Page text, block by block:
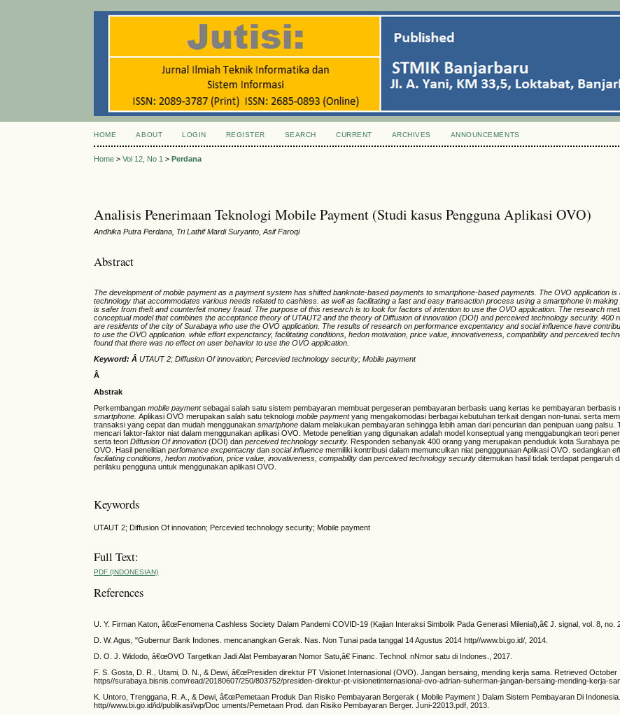
HOME ABOUT LOGIN REGISTER SEARCH CURRENT ARCHIVES ANNOUNCEMENTS
Home >Vol 12, No 1 >Perdana
Analisis Penerimaan Teknologi Mobile Payment (Studi kasus Pengguna Aplikasi OVO)
Andhika Putra Perdana, Tri Lathif Mardi Suryanto, Asif Faroqi
Abstract
The development of mobile payment as a payment system has shifted banknote-based payments to smartphone-based payments. The OVO application is
technology that accommodates various needs related to cashless. as well as facilitating a fast and easy transaction process using a smartphone in
is safer from theft and counterfeit money fraud. The purpose of this research is to look for factors of intention to use the OVO application. The research
conceptual model that combines the acceptance theory of UTAUT2 and the theory of Diffusion of innovation (DOI) and perceived technology security. 400
are residents of the city of Surabaya who use the OVO application. The results of research on performance excpentancy and social influence have
to use the OVO application. while effort expenctancy, facilitating conditions, hedon motivation, price value, innovativeness, compatibility and perceived
found that there was no effect on user behavior to use the OVO application.
Keyword: ÂUTAUT 2; Diffusion Of innovation; Percevied technology security; Mobile payment
Â
Abstrak
Perkembanganmobile paymentsebagai salah satu sistem pembayaran membuat pergeseran pembayaran berbasis uang kertas ke pembayaran berbasis
smartphone.Aplikasi OVO merupakan salah satu teknologimobile paymentyang mengakomodasi berbagai kebutuhan terkait dengan non-tunai. serta
transaksi yang cepat dan mudah menggunakansmartphone dalam melakukan pembayaran sehingga lebih aman dari pencurian dan penipuan uang palsu.
mencari faktor-faktor niat dalam menggunakan aplikasi OVO. Metode penelitian yang digunakan adalah model konseptual yang menggabungkan teori
serta teoriDiffusion Of innovation (DOI) danperceived technology security. Responden sebanyak 400 orang yang merupakan penduduk kota Surabaya
OVO. Hasil penelitianperfomance excpentacnydansocial influence memiliki kontribusi dalam memunculkan niat pengggunaan Aplikasi OVO. sedangkan
faciliating conditions, hedon motivation, price value, inovativeness, compabillty danperceived technology security ditemukan hasil tidak terdapat pengaruh
perilaku pengguna untuk menggunakan aplikasi OVO.
Keywords
UTAUT 2; Diffusion Of innovation; Percevied technology security; Mobile payment
Full Text:
PDF (INDONESIAN)
References
U. Y. Firman Katon, â€œFenomena Cashless Society Dalam Pandemi COVID-19 (Kajian Interaksi Simbolik Pada Generasi Milenial),â€ J. signal, vol. 8, no.
D. W. Agus, "Gubernur Bank Indones. mencanangkan Gerak. Nas. Non Tunai pada tanggal 14 Agustus 2014 http//www.bi.go.id/, 2014.
D. O. J. Widodo, â€œOVO Targetkan Jadi Alat Pembayaran Nomor Satu,â€ Financ. Technol. nNmor satu di Indones., 2017.
F. S. Gosta, D. R., Utami, D. N., & Dewi, â€œPresiden direktur PT Visionet Internasional (OVO). Jangan bersaing, mending kerja sama. Retrieved October
https//surabaya.bisnis.com/read/20180607/250/803752/presiden-direktur-pt-visionetinternasional-ovo-adrian-suherman-jangan-bersaing-mending-kerja-
K. Untoro, Trenggana, R. A., & Dewi, â€œPemetaan Produk Dan Risiko Pembayaran Bergerak ( Mobile Payment ) Dalam Sistem Pembayaran Di
http//www.bi.go.id/id/publikasi/wp/Doc uments/Pemetaan Prod. dan Risiko Pembayaran Berger. Juni-22013.pdf, 2013.